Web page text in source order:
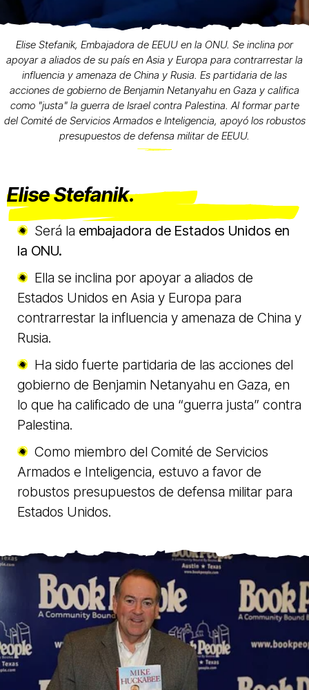
Elise Stefanik, Embajadora de EEUU en la ONU. Se inclina por
apoyar a aliados de su país en Asia y Europa para contrarrestar la
influencia y amenaza de China y Rusia. Es partidaria de las
acciones de gobierno de Benjamin Netanyahu en Gaza y califica
como "justa" la guerra de Israel contra Palestina. Al formar parte
del Comité de Servicios Armados e Inteligencia, apoyó los robustos
presupuestos de defensa militar de EEUU.
Elise Stefanik.
Será la embajadora de Estados Unidos en
la ONU.
Ella se inclina por apoyar a aliados de
Estados Unidos en Asia y Europa para
contrarrestar la influencia y amenaza de China y
Rusia.
Ha sido fuerte partidaria de las acciones del
gobierno de Benjamin Netanyahu en Gaza, en
lo que ha calificado de una “guerra justa” contra
Palestina.
Como miembro del Comité de Servicios
Armados e Inteligencia, estuvo a favor de
robustos presupuestos de defensa militar para
Estados Unidos.